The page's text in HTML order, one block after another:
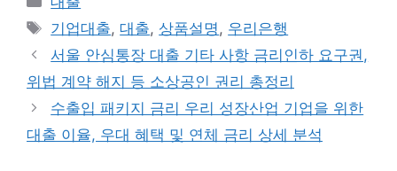
테
고
리
태
그
기업대출,대출, 상품설명 , 우리은행
서울 안심통장 대출 기타 사항 금리인하 요구권,
위법 계약 해지 등 소상공인 권리 총정리
수출입 패키지 금리 우리 성장산업 기업을 위한
대출 이율, 우대 혜택 및 연체 금리 상세 분석